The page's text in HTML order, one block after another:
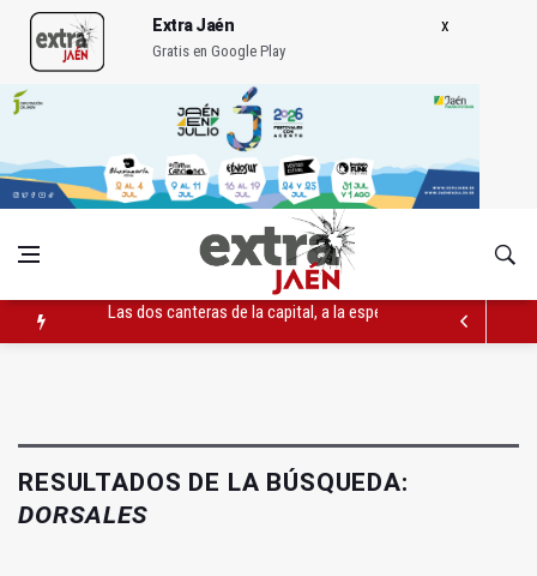
Extra Jaén
Gratis en Google Play
Las dos canteras de la capital, a la espera de que se restaure
La Guardia Civil reforzará la seguridad el 12 de agosto por el
RESULTADOS DE LA BÚSQUEDA:
DORSALES